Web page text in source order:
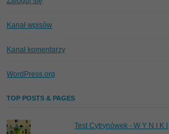
Kanał wpisów
Kanał komentarzy
WordPress.org
TOP POSTS & PAGES
Test Cytrynówek - W Y N I K I